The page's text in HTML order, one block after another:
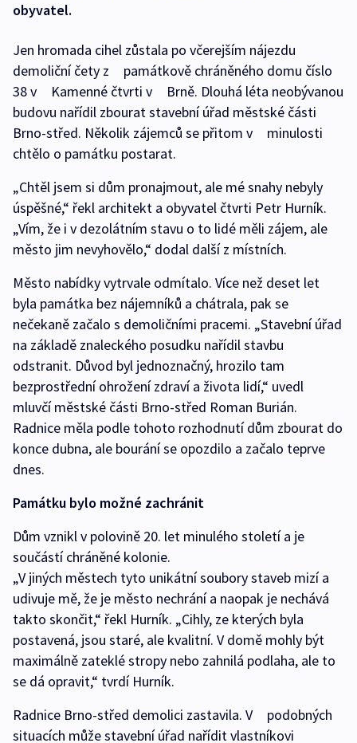
obyvatel.
Jen hromada cihel zůstala po včerejším nájezdu
demoliční čety z památkově chráněného domu číslo
38 v Kamenné čtvrti v Brně. Dlouhá léta neobývanou
budovu nařídil zbourat stavební úřad městské části
Brno-střed. Několik zájemců se přitom v minulosti
chtělo o památku postarat.
„Chtěl jsem si dům pronajmout, ale mé snahy nebyly
úspěšné,“ řekl architekt a obyvatel čtvrti Petr Hurník.
„Vím, že i v dezolátním stavu o to lidé měli zájem, ale
město jim nevyhovělo,“ dodal další z místních.
Město nabídky vytrvale odmítalo. Více než deset let
byla památka bez nájemníků a chátrala, pak se
nečekaně začalo s demoličními pracemi. „Stavební úřad
na základě znaleckého posudku nařídil stavbu
odstranit. Důvod byl jednoznačný, hrozilo tam
bezprostřední ohrožení zdraví a života lidí,“ uvedl
mluvčí městské části Brno-střed Roman Burián.
Radnice měla podle tohoto rozhodnutí dům zbourat do
konce dubna, ale bourání se opozdilo a začalo teprve
dnes.
Památku bylo možné zachránit
Dům vznikl v polovině 20. let minulého století a je
součástí chráněné kolonie.
„V jiných městech tyto unikátní soubory staveb mizí a
udivuje mě, že je město nechrání a naopak je nechává
takto skončit,“ řekl Hurník. „Cihly, ze kterých byla
postavená, jsou staré, ale kvalitní. V domě mohly být
maximálně zateklé stropy nebo zahnilá podlaha, ale to
se dá opravit,“ tvrdí Hurník.
Radnice Brno-střed demolici zastavila. V podobných
situacích může stavební úřad nařídit vlastníkovi